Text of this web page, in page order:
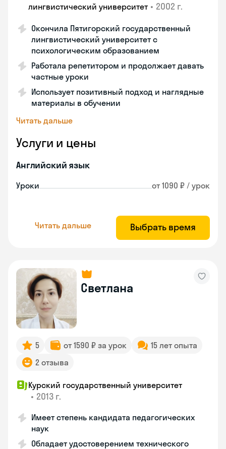
лингвистический университет • 2002 г.
Окончила Пятигорский государственный
лингвистический университет с
психологическим образованием
Работала репетитором и продолжает давать
частные уроки
Использует позитивный подход и наглядные
материалы в обучении
Читать дальше
Услуги и цены
Английский язык
Уроки от 1090 ₽ / урок
Читать дальше Выбрать время
Светлана
5 от 1590 ₽ за урок
15 лет опыта
2 отзыва
Курский государственный университет
• 2013 г.
Имеет степень кандидата педагогических
наук
Обладает удостоверением технического